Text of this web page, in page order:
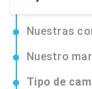
Nuestras
Nuestro
Tipo de